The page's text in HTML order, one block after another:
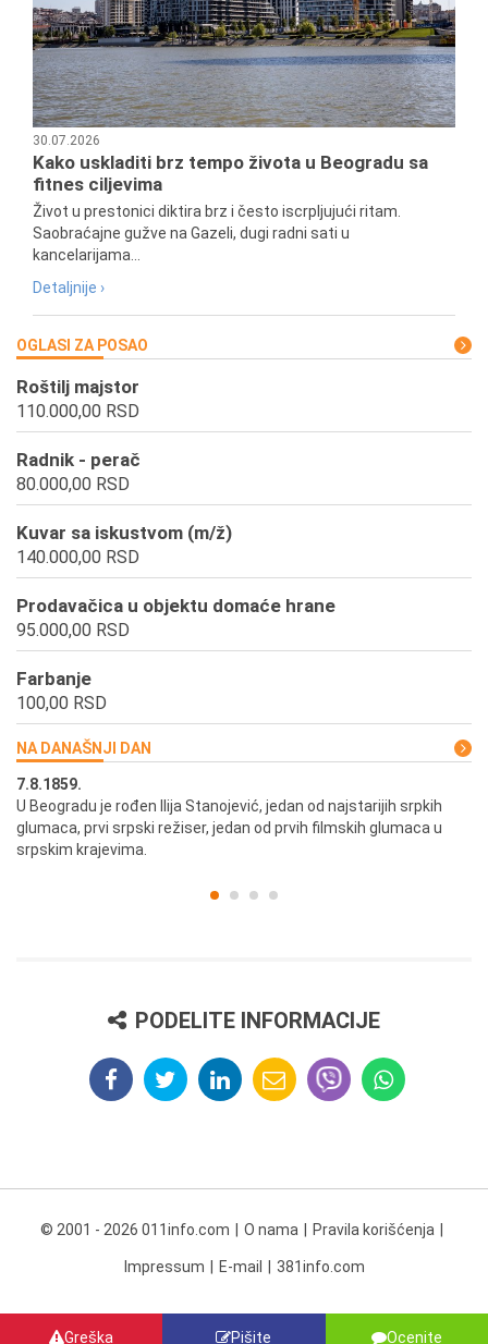
30.07.2026
Kako uskladiti brz tempo života u Beogradu sa
fitnes ciljevima
Život u prestonici diktira brz i često iscrpljujući ritam.
Saobraćajne gužve na Gazeli, dugi radni sati u
kancelarijama...
Detaljnije ›
OGLASI ZA POSAO
Roštilj majstor
110.000,00 RSD
Radnik - perač
80.000,00 RSD
Kuvar sa iskustvom (m/ž)
140.000,00 RSD
Prodavačica u objektu domaće hrane
95.000,00 RSD
Farbanje
100,00 RSD
NA DANAŠNJI DAN
7.8.1859.
U Beogradu je rođen Ilija Stanojević, jedan od najstarijih srpkih
glumaca, prvi srpski režiser, jedan od prvih filmskih glumaca u
srpskim krajevima.
PODELITE INFORMACIJE
Greška Pišite Ocenite
© 2001 - 2026 011info.com O nama Pravila korišćenja
Impressum E-mail 381info.com